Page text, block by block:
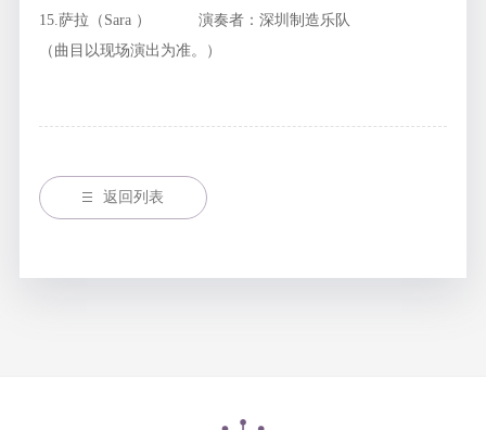
15.萨拉（Sara ） 演奏者：深圳制造乐队
（曲目以现场演出为准。）
返回列表